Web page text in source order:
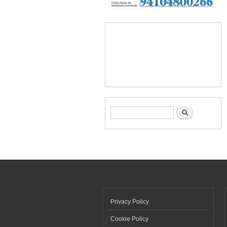
Form di ricerca Cerca
Privacy Policy
Cookie Policy